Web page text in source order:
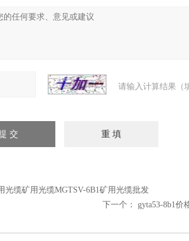
请输入计算结果（
光缆矿用光缆MGTSV-6B1矿用光缆批发
下一个：
gyta53-8b1价